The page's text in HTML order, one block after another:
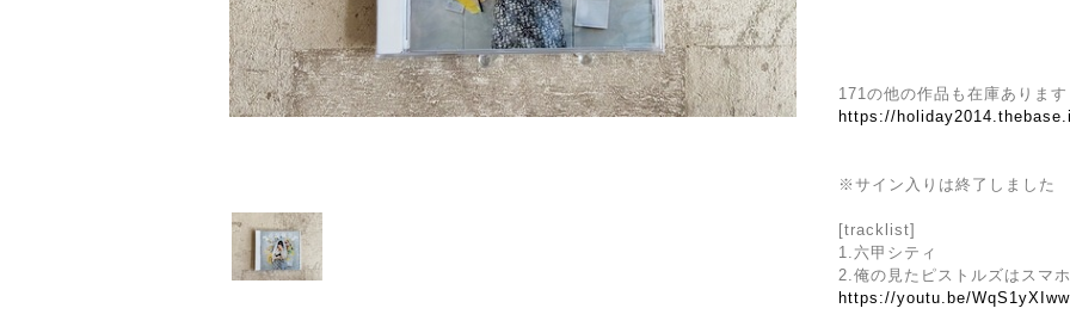
171の他の作品も在庫ありま
https://
※サイン入りは終了しました
[tracklist]
1.六甲シティ
2.俺の見たピストルズはスマ
https://youtu.be/